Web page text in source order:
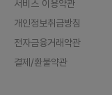
서비스 이용약관
개인정보취급방침
전자금융거래약관
결제/환불약관